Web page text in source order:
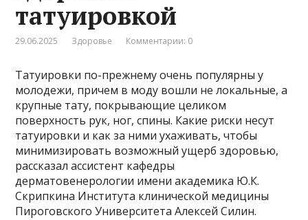
татуировкой
29.06.2025 Здоровье Комментарии: 0
Татуировки по-прежнему очень популярны у
молодежи, причем в моду вошли не локальные, а
крупные тату, покрывающие целиком
поверхность рук, ног, спины. Какие риски несут
татуировки и как за ними ухаживать, чтобы
минимизировать возможный ущерб здоровью,
рассказал ассистент кафедры
дерматовенерологии имени академика Ю.К.
Скрипкина Института клинической медицины
Пироговского Университета Алексей Силин.